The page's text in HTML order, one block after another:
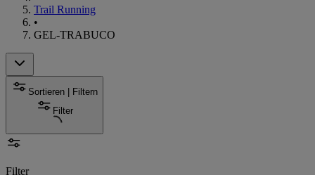
Trail Running
•
GEL-TRABUCO
Sortieren | Filtern
Filter
Filter